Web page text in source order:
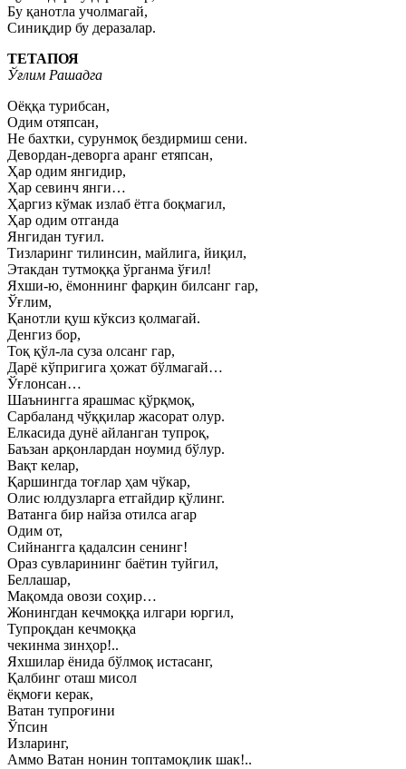
Бу қанотла учолмагай,
Синиқдир бу деразалар.
ТЕТАПОЯ
Ўғлим Рашадга
Оёққа турибсан,
Одим отяпсан,
Не бахтки, сурунмоқ бездирмиш сени.
Девордан-деворга аранг етяпсан,
Ҳар одим янгидир,
Ҳар севинч янги…
Ҳаргиз кўмак излаб ётга боқмагил,
Ҳар одим отганда
Янгидан туғил.
Тизларинг тилинсин, майлига, йиқил,
Этакдан тутмоққа ўрганма ўғил!
Яхши-ю, ёмоннинг фарқин билсанг гар,
Ўғлим,
Қанотли қуш кўксиз қолмагай.
Денгиз бор,
Тоқ қўл-ла суза олсанг гар,
Дарё кўпригига ҳожат бўлмагай…
Ўғлонсан…
Шаънингга ярашмас қўрқмоқ,
Сарбаланд чўққилар жасорат олур.
Елкасида дунё айланган тупроқ,
Баъзан арқонлардан ноумид бўлур.
Вақт келар,
Қаршингда тоғлар ҳам чўкар,
Олис юлдузларга етгайдир қўлинг.
Ватанга бир найза отилса агар
Одим от,
Сийнангга қадалсин сенинг!
Ораз сувларининг баётин туйгил,
Беллашар,
Мақомда овози соҳир…
Жонингдан кечмоққа илгари юргил,
Тупроқдан кечмоққа
чекинма зинҳор!..
Яхшилар ёнида бўлмоқ истасанг,
Қалбинг оташ мисол
ёқмоғи керак,
Ватан тупроғини
Ўпсин
Изларинг,
Аммо Ватан нонин топтамоқлик шак!..